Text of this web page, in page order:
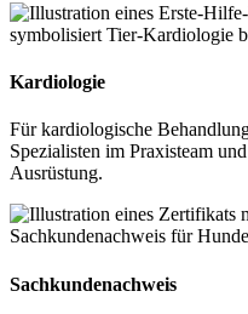
Kardiologie
Für kardiologische
Spezialisten im Praxisteam
Ausrüstung.
Sachkundenachweis